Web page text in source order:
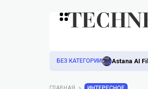
БЕЗ КАТЕГОРИИ Astana AI